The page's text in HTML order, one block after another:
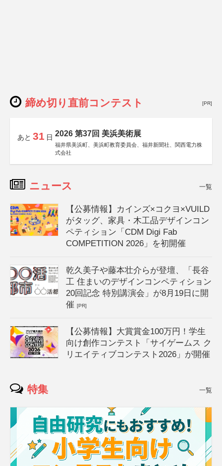
締め切り直前コンテスト [PR]
あと 31 日 2026 第37回 美浜美術展
福井県美浜町、美浜町教育委員会、福井新聞社、関西電力株
式会社
ニュース 一覧
【公募情報】カインズ×コクヨ×VUILD
がタッグ、家具・木工品デザインコン
ペティション「CDM Digi Fab
COMPETITION 2026」を初開催
乾久美子や藤本壮介らが登壇、「長谷
工 住まいのデザインコンペティション
20回記念 特別講演会」が8月19日に開
催[PR]
【公募情報】大賞賞金100万円！学生
向け創作コンテスト「サイゲームス ク
リエイティブコンテスト2026」が開催
特集 一覧